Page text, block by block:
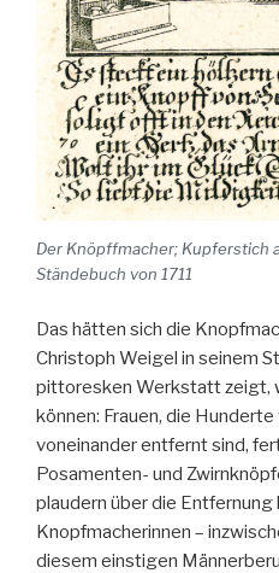
Der Knöpffmacher; Kupferstich
Ständebuch von 1711
Das hätten sich die
Christoph Weigel in seinem
pittoresken Werkstatt zeigt,
können: Frauen, die
voneinander entfernt sind,
Posamenten- und
plaudern über die Entfernung
Knopfmacherinnen –
diesem einstigen